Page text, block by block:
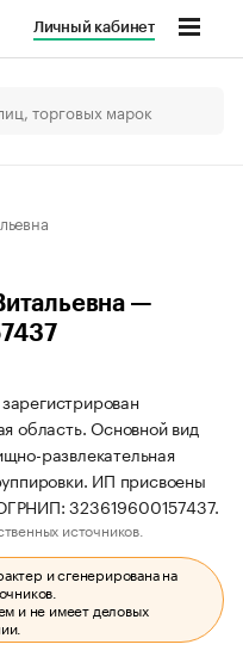
Личный кабинет
—
область. Основной вид
развлекательная
ИП присвоены
323619600157437.
источников.
и сгенерирована на
и не имеет деловых